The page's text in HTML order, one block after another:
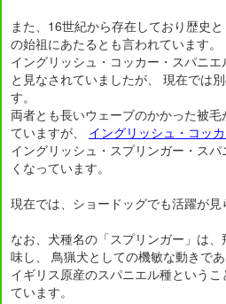
また、16世紀から存在しており歴史
の始祖にあたるとも言われています。
イングリッシュ・コッカー・スパニ
と見なされていましたが、 現在では
す。
両者とも長いウェーブのかかった被
ていますが、 イングリッシュ・コッ
イングリッシュ・スプリンガー・ス
くなっています。
現在では、ショードッグでも活躍が見
なお、犬種名の「スプリンガー」は
味し、 鳥猟犬としての機敏な動きで
イギリス原産のスパニエル種という
ています。